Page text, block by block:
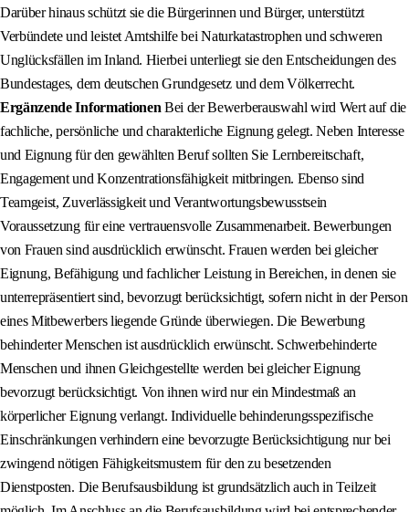
Darüber hinaus schützt sie die Bürgerinnen und Bürger, unterstützt
Verbündete und leistet Amtshilfe bei Naturkatastrophen und schweren
Unglücksfällen im Inland. Hierbei unterliegt sie den Entscheidungen des
Bundestages, dem deutschen Grundgesetz und dem Völkerrecht.
Ergänzende Informationen Bei der Bewerberauswahl wird Wert auf die
fachliche, persönliche und charakterliche Eignung gelegt. Neben Interesse
und Eignung für den gewählten Beruf sollten Sie Lernbereitschaft,
Engagement und Konzentrationsfähigkeit mitbringen. Ebenso sind
Teamgeist, Zuverlässigkeit und Verantwortungsbewusstsein
Voraussetzung für eine vertrauensvolle Zusammenarbeit. Bewerbungen
von Frauen sind ausdrücklich erwünscht. Frauen werden bei gleicher
Eignung, Befähigung und fachlicher Leistung in Bereichen, in denen sie
unterrepräsentiert sind, bevorzugt berücksichtigt, sofern nicht in der Person
eines Mitbewerbers liegende Gründe überwiegen. Die Bewerbung
behinderter Menschen ist ausdrücklich erwünscht. Schwerbehinderte
Menschen und ihnen Gleichgestellte werden bei gleicher Eignung
bevorzugt berücksichtigt. Von ihnen wird nur ein Mindestmaß an
körperlicher Eignung verlangt. Individuelle behinderungsspezifische
Einschränkungen verhindern eine bevorzugte Berücksichtigung nur bei
zwingend nötigen Fähigkeitsmustern für den zu besetzenden
Dienstposten. Die Berufsausbildung ist grundsätzlich auch in Teilzeit